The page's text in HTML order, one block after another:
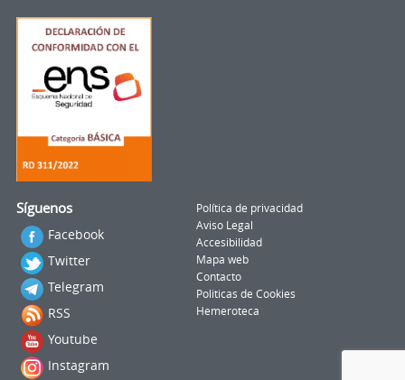
Síguenos
Facebook
Twitter
Telegram
RSS
Youtube
Instagram
Política de privacidad
Aviso Legal
Accesibilidad
Mapa web
Contacto
Politicas de Cookies
Hemeroteca